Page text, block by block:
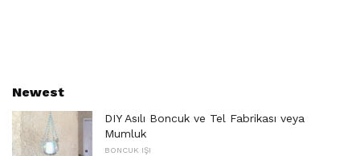
Newest
DIY Asılı Boncuk ve Tel Fabrikası veya
Mumluk
BONCUK IŞI